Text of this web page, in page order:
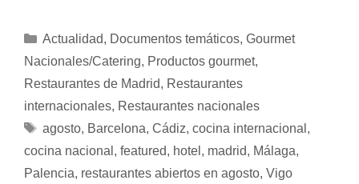
Actualidad, Documentos temáticos, Gourmet
Nacionales/Catering, Productos gourmet,
Restaurantes de Madrid, Restaurantes
internacionales, Restaurantes nacionales
agosto, Barcelona, Cádiz, cocina internacional ,
cocina nacional , featured, hotel , madrid, Málaga,
Palencia, restaurantes abiertos en agosto, Vigo